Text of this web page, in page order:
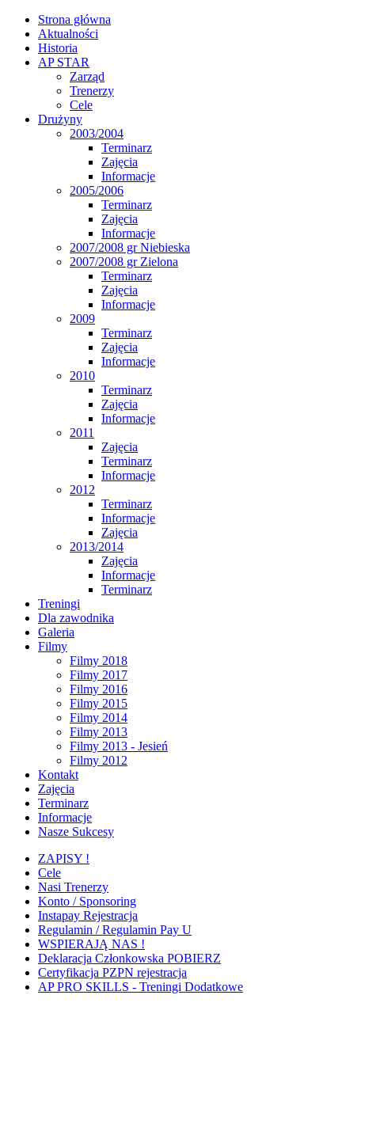
Strona główna
Aktualności
Historia
AP STAR
Zarząd
Trenerzy
Cele
Drużyny
2003/2004
Terminarz
Zajęcia
Informacje
2005/2006
Terminarz
Zajęcia
Informacje
2007/2008 gr Niebieska
2007/2008 gr Zielona
Terminarz
Zajęcia
Informacje
2009
Terminarz
Zajęcia
Informacje
2010
Terminarz
Zajęcia
Informacje
2011
Zajęcia
Terminarz
Informacje
2012
Terminarz
Informacje
Zajęcia
2013/2014
Zajęcia
Informacje
Terminarz
Treningi
Dla zawodnika
Galeria
Filmy
Filmy 2018
Filmy 2017
Filmy 2016
Filmy 2015
Filmy 2014
Filmy 2013
Filmy 2013 - Jesień
Filmy 2012
Kontakt
Zajęcia
Terminarz
Informacje
Nasze Sukcesy
ZAPISY !
Cele
Nasi Trenerzy
Konto / Sponsoring
Instapay Rejestracja
Regulamin / Regulamin Pay U
WSPIERAJĄ NAS !
Deklaracja Członkowska POBIERZ
Certyfikacja PZPN rejestracja
AP PRO SKILLS - Treningi Dodatkowe